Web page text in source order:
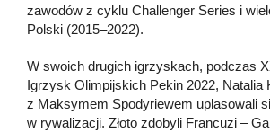
zawodów z cyklu Challenger Series i
Polski (2015–2022).
W swoich drugich igrzyskach, podczas
Igrzysk Olimpijskich Pekin 2022, Natalia
z Maksymem Spodyriewem uplasowali
w rywalizacji. Złoto zdobyli Francuzi –